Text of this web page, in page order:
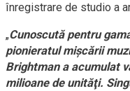
înregistrare de studio a
„Cunoscută pentru
pionieratul mişcării
Brightman a acumulat
milioane de unităţi.